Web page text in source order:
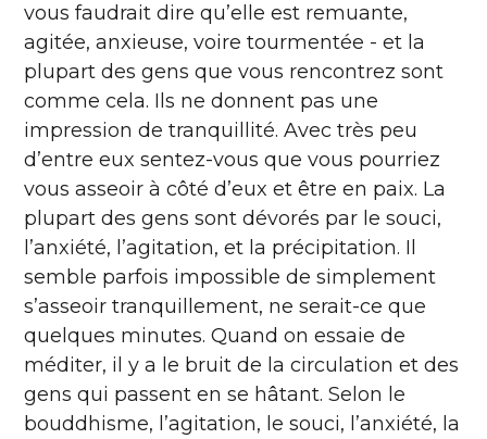
vous faudrait dire qu’elle est remuante,
agitée, anxieuse, voire tourmentée - et la
plupart des gens que vous rencontrez sont
comme cela. Ils ne donnent pas une
impression de tranquillité. Avec très peu
d’entre eux sentez-vous que vous pourriez
vous asseoir à côté d’eux et être en paix. La
plupart des gens sont dévorés par le souci,
l’anxiété, l’agitation, et la précipitation. Il
semble parfois impossible de simplement
s’asseoir tranquillement, ne serait-ce que
quelques minutes. Quand on essaie de
méditer, il y a le bruit de la circulation et des
gens qui passent en se hâtant. Selon le
bouddhisme, l’agitation, le souci, l’anxiété, la